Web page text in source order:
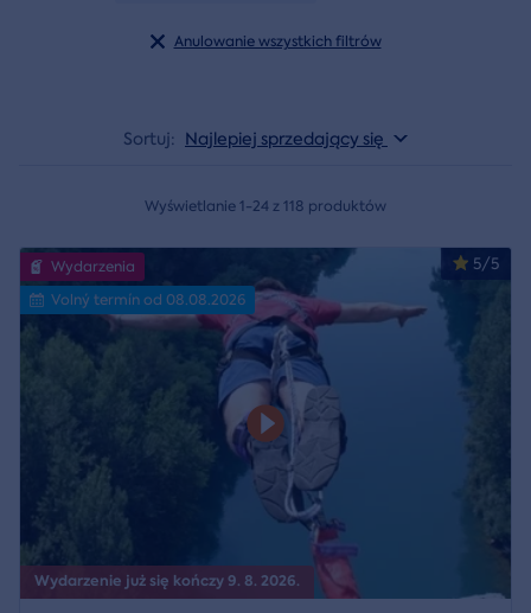
Anulowanie wszystkich filtrów
Sortuj: Najlepiej sprzedający się
Wyświetlanie 1-24 z 118 produktów
Wydarzenie już się kończy 9. 8. 2026.
5/5
Wydarzenia
Volný termín od 08.08.2026